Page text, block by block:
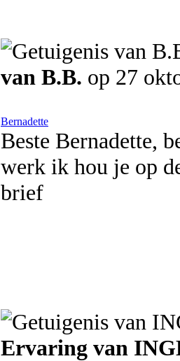
van B.B. op 27
Bernadette
Beste Bernadette,
werk ik hou je op
brief
Ervaring van